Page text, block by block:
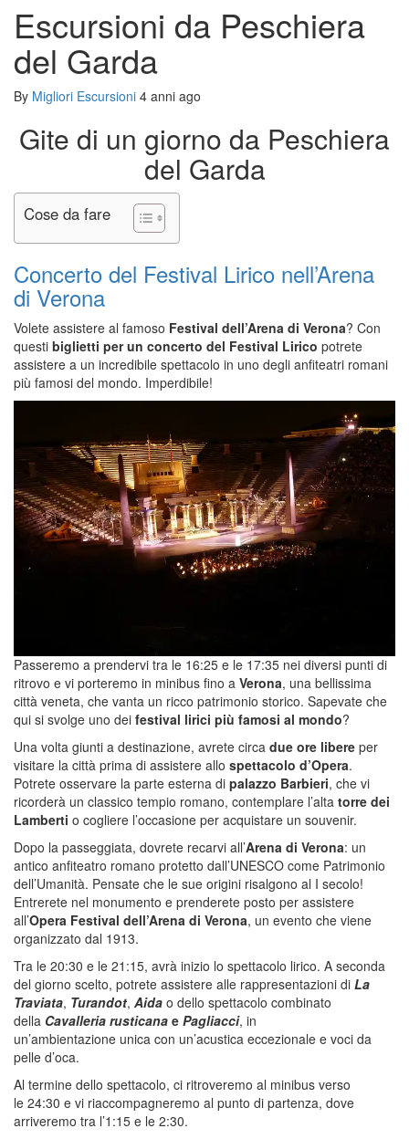
Escursioni da Peschiera
del Garda
By Migliori Escursioni 4 anni ago
Gite di un giorno da Peschiera
del Garda
Cose da fare
Concerto del Festival Lirico nell’Arena
di Verona
Volete assistere al famoso Festival dell’Arena di Verona? Con
questi biglietti per un concerto del Festival Lirico potrete
assistere a un incredibile spettacolo in uno degli anfiteatri romani
più famosi del mondo. Imperdibile!
Passeremo a prendervi tra le 16:25 e le 17:35 nei diversi punti di
ritrovo e vi porteremo in minibus fino a Verona, una bellissima
città veneta, che vanta un ricco patrimonio storico. Sapevate che
qui si svolge uno dei festival lirici più famosi al mondo?
Una volta giunti ​​a destinazione, avrete circa due ore libere per
visitare la città prima di assistere allo spettacolo d’Opera.
Potrete osservare la parte esterna di palazzo Barbieri, che vi
ricorderà un classico tempio romano, contemplare l’alta torre dei
Lamberti o cogliere l’occasione per acquistare un souvenir.
Dopo la passeggiata, dovrete recarvi all’Arena di Verona: un
antico anfiteatro romano protetto dall’UNESCO come Patrimonio
dell’Umanità. Pensate che le sue origini risalgono al I secolo!
Entrerete nel monumento e prenderete posto per assistere
all’Opera ​​Festival dell’Arena di Verona, un evento che viene
organizzato dal 1913.
Tra le 20:30 e le 21:15, avrà inizio lo spettacolo lirico. A seconda
del giorno scelto, potrete assistere alle rappresentazioni di La
Traviata, Turandot, Aida o dello spettacolo combinato
della Cavalleria rusticana e Pagliacci, in
un’ambientazione unica con un’acustica eccezionale e voci da
pelle d’oca.
Al termine dello spettacolo, ci ritroveremo al minibus verso
le 24:30 e vi riaccompagneremo al punto di partenza, dove
arriveremo tra l’1:15 e le 2:30.